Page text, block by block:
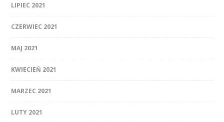
LIPIEC 2021
CZERWIEC 2021
MAJ 2021
KWIECIEŃ 2021
MARZEC 2021
LUTY 2021